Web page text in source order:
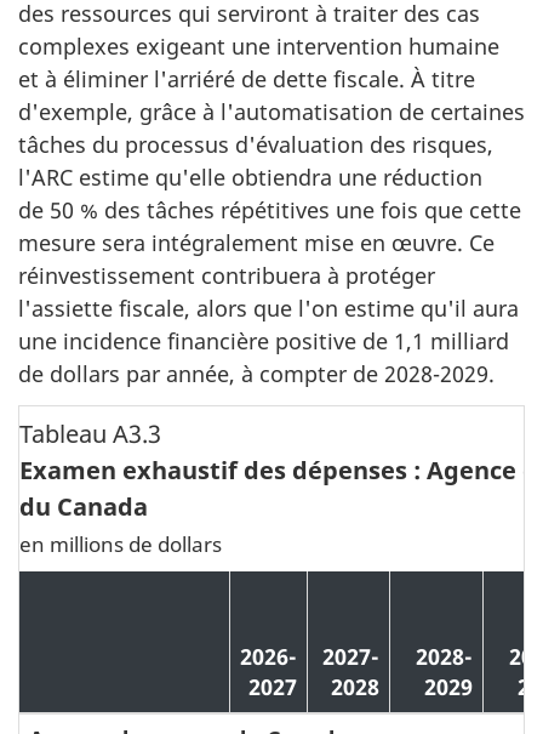
des ressources qui serviront à traiter des cas
complexes exigeant une intervention humaine
et à éliminer l'arriéré de dette fiscale. À titre
d'exemple, grâce à l'automatisation de certaines
tâches du processus d'évaluation des risques,
l'ARC estime qu'elle obtiendra une réduction
de 50 % des tâches répétitives une fois que cette
mesure sera intégralement mise en œuvre. Ce
réinvestissement contribuera à protéger
l'assiette fiscale, alors que l'on estime qu'il aura
une incidence financière positive de 1,1 milliard
de dollars par année, à compter de 2028-2029.
Tableau A3.3
Examen exhaustif des dépenses : Agence
du Canada
en millions de dollars
2026-
2027
2027-
2028
2028-
2029